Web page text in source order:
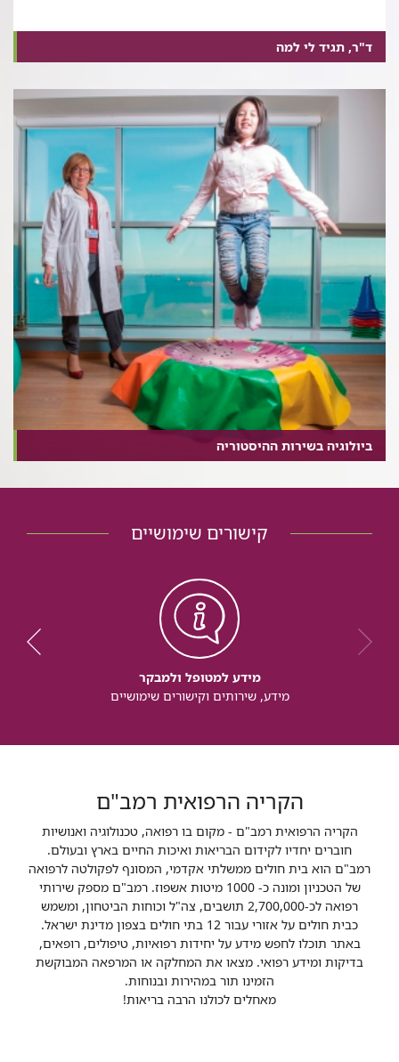
ד"ר, תגיד לי למה
ביולוגיה בשירות ההיסטוריה
קישורים שימושיים
מידע למטופל ולמבקר
מידע, שירותים וקישורים שימושיים
הקריה הרפואית רמב"ם
הקריה הרפואית רמב"ם - מקום בו רפואה, טכנולוגיה ואנושיות
חוברים יחדיו לקידום הבריאות ואיכות החיים בארץ ובעולם.
רמב"ם הוא בית חולים ממשלתי אקדמי, המסונף לפקולטה לרפואה
של הטכניון ומונה כ- 1000 מיטות אשפוז. רמב"ם מספק שירותי
רפואה לכ-2,700,000 תושבים, צה"ל וכוחות הביטחון, ומשמש
כבית חולים על אזורי עבור 12 בתי חולים בצפון מדינת ישראל.
באתר תוכלו לחפש מידע על יחידות רפואיות, טיפולים, רופאים,
בדיקות ומידע רפואי. מצאו את המחלקה או המרפאה המבוקשת
הזמינו תור במהירות ובנוחות.
מאחלים לכולנו הרבה בריאות!